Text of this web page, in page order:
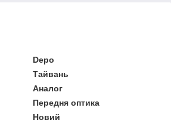
Depo
Тайвань
Аналог
Передня оптика
Новий